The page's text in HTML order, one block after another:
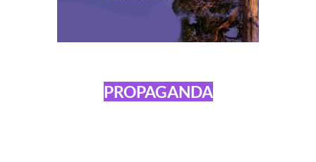
PROPAGANDA